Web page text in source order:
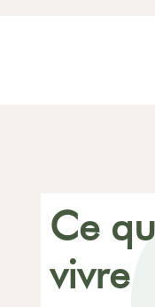
Ce
vivre